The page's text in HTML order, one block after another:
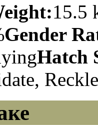
15.5
Gender
Hatch